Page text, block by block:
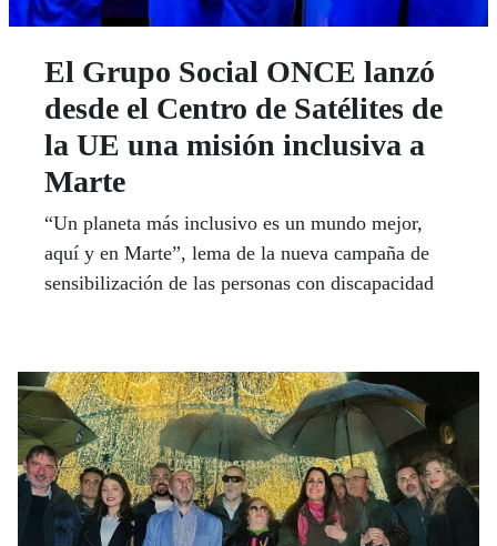
El Grupo Social ONCE lanzó
desde el Centro de Satélites de
la UE una misión inclusiva a
Marte
“Un planeta más inclusivo es un mundo mejor,
aquí y en Marte”, lema de la nueva campaña de
sensibilización de las personas con discapacidad